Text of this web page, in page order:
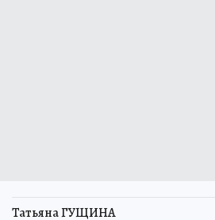
Татьяна ГУЩИНА